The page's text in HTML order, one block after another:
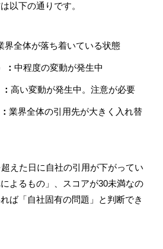
以下の通りです。
界全体が落ち着いている状態
： 中程度の変動が発生中
高い変動が発生中。注意が必要
業界全体の引用先が大きく入れ替
えた日に自社の引用が下がってい
よるもの」、スコアが30未満なの
ば「自社固有の問題」と判断でき